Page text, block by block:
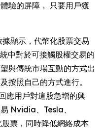
驗的屏障， 只要用戶獲
顯示，代幣化股票交易
中對於可接觸股權交易的
與傳統市場互動的方式出
按照自己的方式進行。
應用戶對這股急增的興
Nvidia、Tesla、
票，同時降低網絡成本